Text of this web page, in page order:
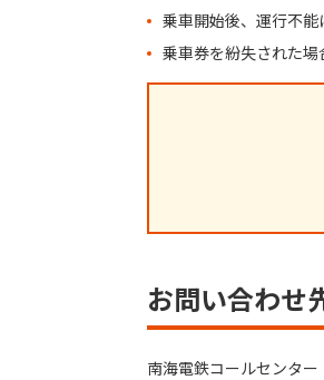
乗車開始後、運行不能
乗車券を紛失された場
お問い合わせ
南海電鉄コールセンタ